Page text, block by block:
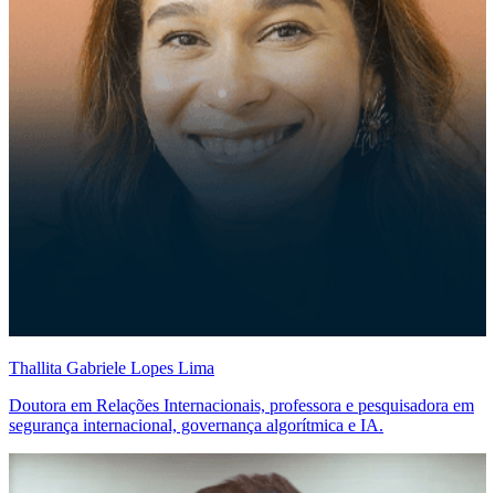
Thallita Gabriele Lopes Lima
Doutora em Relações Internacionais, professora e pesquisadora em
segurança internacional, governança algorítmica e IA.